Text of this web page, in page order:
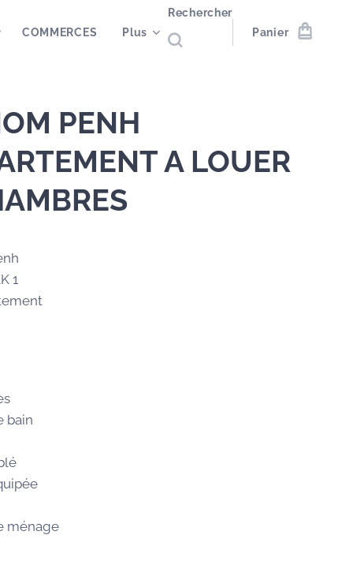
COMMERCES Plus
Rechercher
Panier
PENH
A LOUER
1
bain
ménage